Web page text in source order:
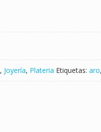
, Joyería, Plateria Etiquetas: aro,